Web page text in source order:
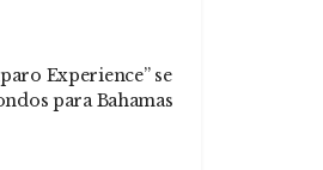
Experience” se
para Bahamas